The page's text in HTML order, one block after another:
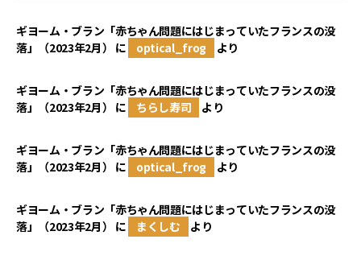
ギヨーム・ブラン「赤ちゃん問題にはじまっていたフランスの没
落」（2023年2月） に optical_frog より
ギヨーム・ブラン「赤ちゃん問題にはじまっていたフランスの没
落」（2023年2月） に ちらし寿司 より
ギヨーム・ブラン「赤ちゃん問題にはじまっていたフランスの没
落」（2023年2月） に optical_frog より
ギヨーム・ブラン「赤ちゃん問題にはじまっていたフランスの没
落」（2023年2月） に まくしむ より